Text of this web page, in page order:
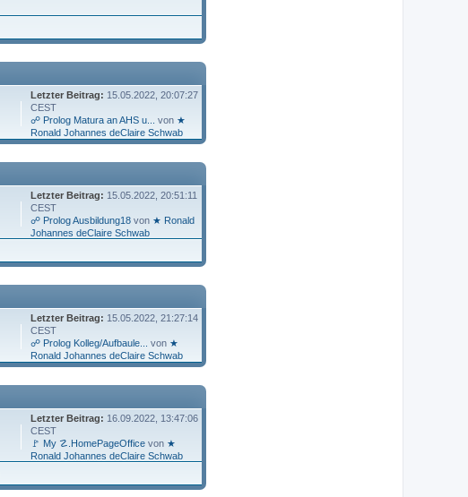
Letzter Beitrag: 15.05.2022, 20:07:27
CEST
☍ Prolog Matura an AHS u...
von ★
Ronald Johannes deClaire Schwab
Letzter Beitrag: 15.05.2022, 20:51:11
CEST
☍ Prolog Ausbildung18von ★ Ronald
Johannes deClaire Schwab
Letzter Beitrag: 15.05.2022, 21:27:14
CEST
☍ Prolog Kolleg/Aufbaule...
von ★
Ronald Johannes deClaire Schwab
Letzter Beitrag: 16.09.2022, 13:47:06
CEST
🚩 My ☡.HomePageOfficevon ★
Ronald Johannes deClaire Schwab